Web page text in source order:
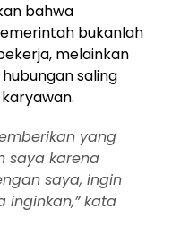
bahwa
bukanlah
melainkan
saling
yang
saya karena
saya, ingin
inginkan,” kata